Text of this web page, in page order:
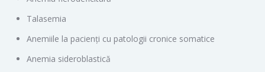
Talasemia
Anemiile la pacienţi cu patologii cronice somatice
Anemia sideroblastică